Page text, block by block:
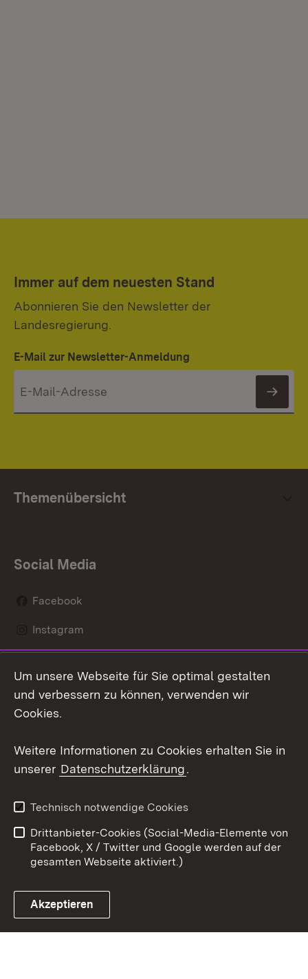
Immer auf dem neuesten Stand
Abonnieren Sie den Newsletter der
Landesregierung.
E-Mail zur Newsletter-Anmeldung
Themenübersicht
Social Media
Facebook
Instagram
Mastodon
Youtube
Link zum Landesportal
Kontakt
Datenschutz
Barrierefreiheit
Impressum Cookies
Um unsere Webseite für Sie optimal gestalten
und verbessern zu können, verwenden wir
Cookies.
Weitere Informationen zu Cookies erhalten Sie in
unserer Datenschutzerklärung.
Technisch notwendige Cookies
Drittanbieter-Cookies (Social-Media-Elemente von
Facebook, X / Twitter und Google werden auf der
gesamten Webseite aktiviert.)
Akzeptieren